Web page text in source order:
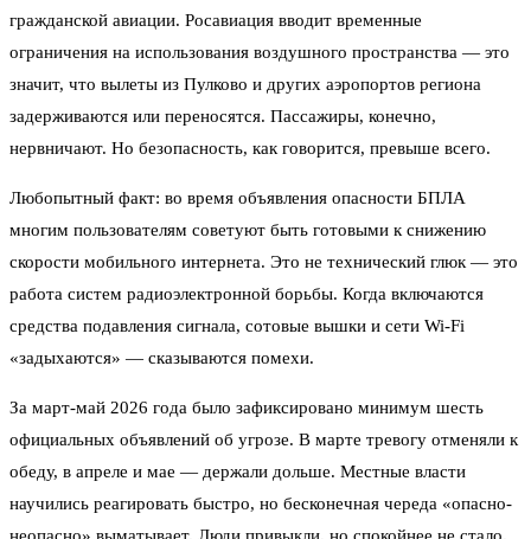
гражданской авиации. Росавиация вводит временные
ограничения на использования воздушного пространства — это
значит, что вылеты из Пулково и других аэропортов региона
задерживаются или переносятся. Пассажиры, конечно,
нервничают. Но безопасность, как говорится, превыше всего.
Любопытный факт: во время объявления опасности БПЛА
многим пользователям советуют быть готовыми к снижению
скорости мобильного интернета. Это не технический глюк — это
работа систем радиоэлектронной борьбы. Когда включаются
средства подавления сигнала, сотовые вышки и сети Wi-Fi
«задыхаются» — сказываются помехи.
За март-май 2026 года было зафиксировано минимум шесть
официальных объявлений об угрозе. В марте тревогу отменяли к
обеду, в апреле и мае — держали дольше. Местные власти
научились реагировать быстро, но бесконечная череда «опасно-